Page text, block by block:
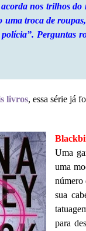
nos trilhos do
uma troca de
Perguntas
livros, essa série já
Uma
uma
número
sua
para